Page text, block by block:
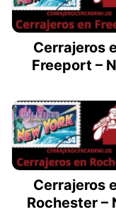
Cerrajeros
Freeport –
Cerrajeros
Rochester –